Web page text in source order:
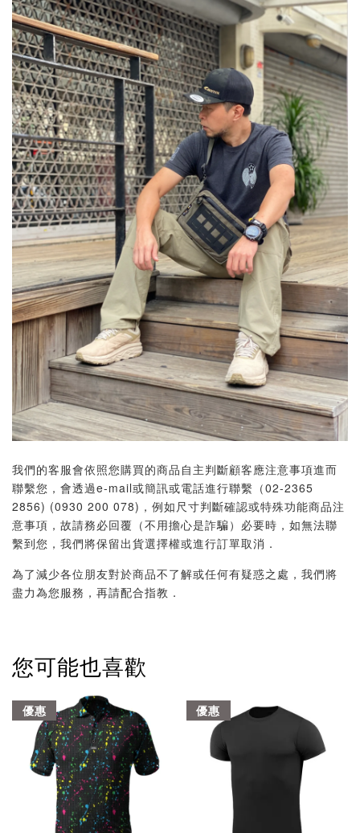
我們的客服會依照您購買的商品自主判斷顧客應注意事項進而
聯繫您，會透過e-mail或簡訊或電話進行聯繫（02-2365
2856) (0930 200 078)，例如尺寸判斷確認或特殊功能商品注
意事項，故請務必回覆（不用擔心是詐騙）必要時，如無法聯
繫到您，我們將保留出貨選擇權或進行訂單取消．
為了減少各位朋友對於商品不了解或任何有疑惑之處，我們將
盡力為您服務，再請配合指教．
您可能也喜歡
優惠 優惠